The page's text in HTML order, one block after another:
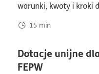
warunki, kwoty i kroki
15 min
Dotacje unijne
FEPWczas